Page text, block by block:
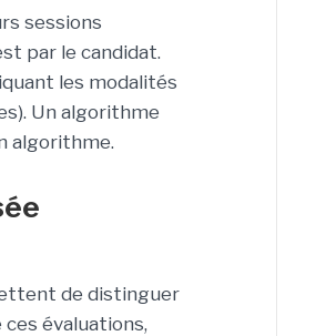
sessions
par le candidat.
les modalités
Un algorithme
algorithme.
de distinguer
évaluations,